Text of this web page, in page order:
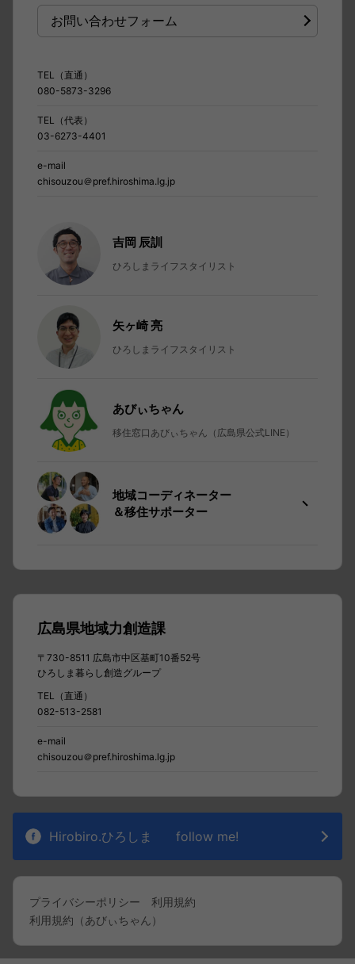
お問い合わせフォーム
TEL（直通）
080-5873-3296
TEL（代表）
03-6273-4401
e-mail
chisouzou＠pref.hiroshima.lg.jp
吉岡 辰訓
ひろしまライフスタイリスト
矢ヶ崎 亮
ひろしまライフスタイリスト
あびぃちゃん
移住窓口あびぃちゃん（広島県公式LINE）
地域コーディネーター
＆移住サポーター
広島県地域力創造課
〒730-8511 広島市中区基町10番52号
ひろしま暮らし創造グループ
TEL（直通）
082-513-2581
e-mail
chisouzou＠pref.hiroshima.lg.jp
Hirobiro.ひろしま follow me!
プライバシーポリシー
利用規約
利用規約（あびぃちゃん）